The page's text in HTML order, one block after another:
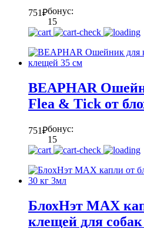
751₽бонус:
15
BEAPHAR
Flea & Tick от
751₽бонус:
15
БлохНэт MAX
клещей для